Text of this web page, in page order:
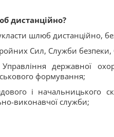
дистанційно?
шлюб дистанційно,
Сил, Служби
державної
формування;
і начальницького
виконавчої служби;